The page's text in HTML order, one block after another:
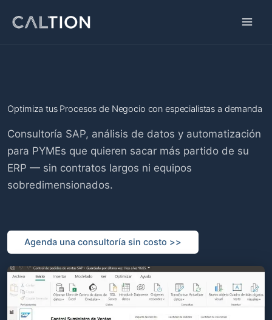
Optimiza tus Procesos de Negocio con especialistas a demanda
Agenda una consultoría sin costo >>